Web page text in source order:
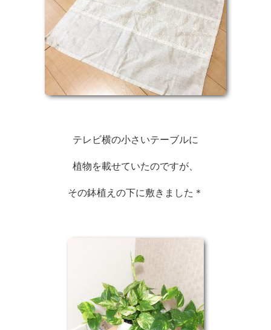
テレビ横の小さいテーブルに
植物を載せていたのですが、
その鉢植えの下に敷きました＊